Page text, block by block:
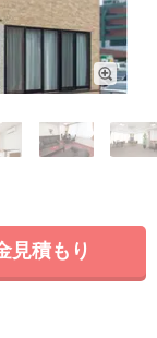
エントランスは
ます。
見積もり